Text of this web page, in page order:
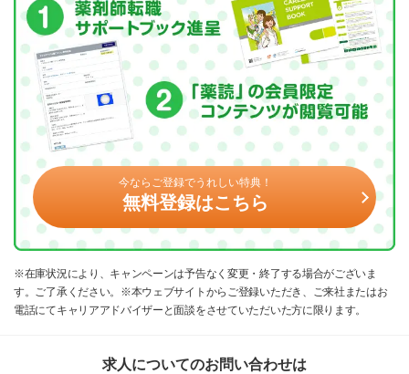
今ならご登録でうれしい特典！
無料登録はこちら
※在庫状況により、キャンペーンは予告なく変更・終了する場合がございま
す。ご了承ください。※本ウェブサイトからご登録いただき、ご来社またはお
電話にてキャリアアドバイザーと面談をさせていただいた方に限ります。
求人についてのお問い合わせは